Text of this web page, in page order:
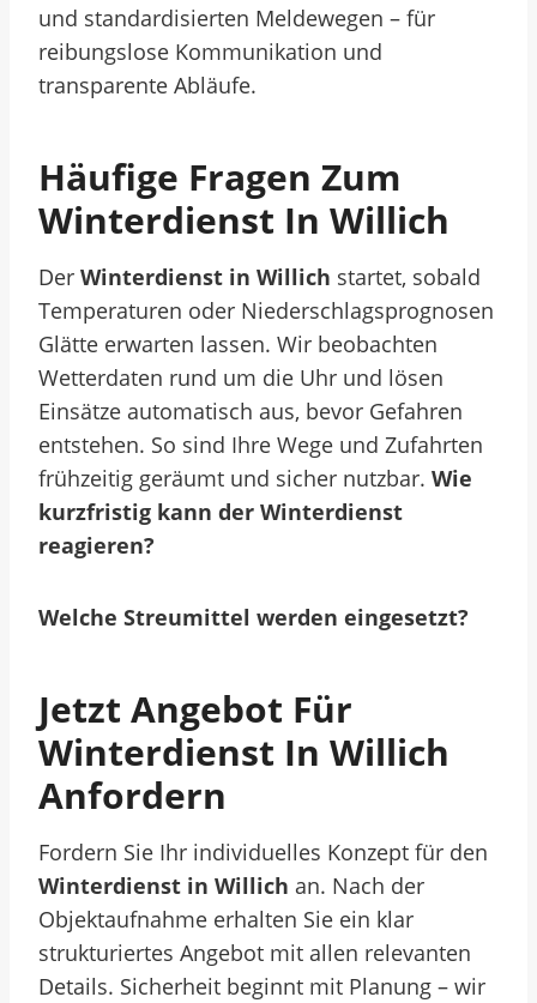
und standardisierten Meldewegen – für
reibungslose Kommunikation und
transparente Abläufe.
Häufige Fragen Zum
Winterdienst In Willich
Der Winterdienst in Willich startet, sobald
Temperaturen oder Niederschlagsprognosen
Glätte erwarten lassen. Wir beobachten
Wetterdaten rund um die Uhr und lösen
Einsätze automatisch aus, bevor Gefahren
entstehen. So sind Ihre Wege und Zufahrten
frühzeitig geräumt und sicher nutzbar. Wie
kurzfristig kann der Winterdienst
reagieren?
Welche Streumittel werden eingesetzt?
Jetzt Angebot Für
Winterdienst In Willich
Anfordern
Fordern Sie Ihr individuelles Konzept für den
Winterdienst in Willich an. Nach der
Objektaufnahme erhalten Sie ein klar
strukturiertes Angebot mit allen relevanten
Details. Sicherheit beginnt mit Planung – wir